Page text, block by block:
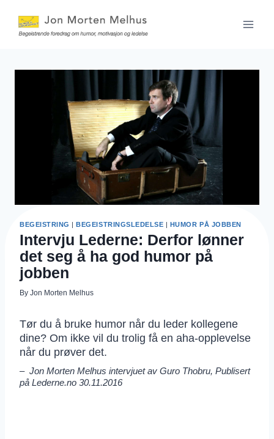
content
BEGEISTRING |BEGEISTRINGSLEDELSE | HUMOR PÅ JOBBEN
Intervju Lederne: Derfor lønner
det seg å ha god humor på
jobben
By Jon Morten Melhus
Tør du å bruke humor når du leder kollegene
dine? Om ikke vil du trolig få en aha-opplevelse
når du prøver det.
– Jon Morten Melhus intervjuet av Guro Thobru, Publisert
på Lederne.no 30.11.2016